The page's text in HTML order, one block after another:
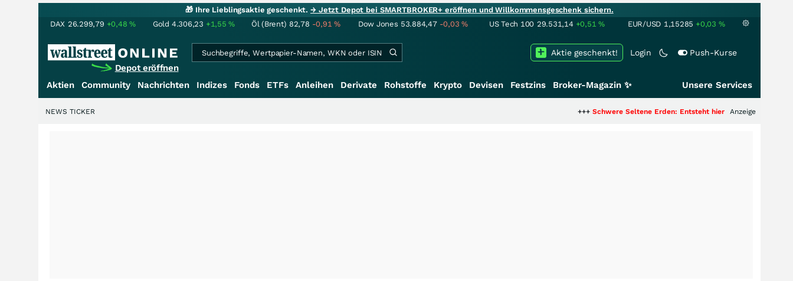
🎁 Ihre Lieblingsaktie geschenkt.→ Jetzt Depot bei SMARTBROKER+ eröffnen und Willkommensgeschenk sichern.
DAX 26.299,79 +0,48% Gold 4.306,23 +1,55% Öl (Brent) 82,78 -0,91% Dow Jones 53.884,47 -0,03% US Tech 100 29.531,14 +0,51% EUR/USD 1,15285 +0,03 %
Depot eröffnen
Login Push-Kurse
Aktie geschenkt!
Aktien Community Nachrichten Indizes Fonds ETFs Anleihen Derivate Rohstoffe Krypto Devisen Festzins Broker-Magazin ✨ Unsere Services
Schwere Seltene Erden: Entsteht hier die nächste Milliardenstory?
Anzeige
NEWS TICKER